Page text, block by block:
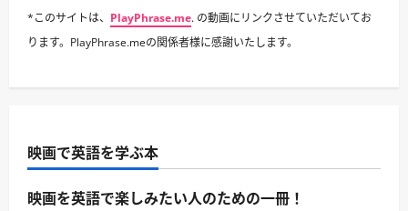
*このサイトは、 PlayPhrase.me. の動画にリンクさせていただいてお
ります。PlayPhrase.meの関係者様に感謝いたします。
映画で英語を学ぶ本
映画を英語で楽しみたい人のための一冊！